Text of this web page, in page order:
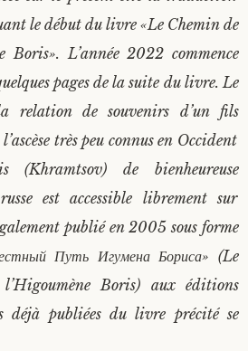
Moscou
(Abachidzé)
le Spiléote
(Vassopoulou)
(Pospelov)
le début du livre «Le Chemin de
Boris». L’année 2022 commence
pages de la suite du livre. Le
relation de souvenirs d’un fils
très peu connus en Occident
(Khramtsov) de bienheureuse
est accessible librement sur
publié en 2005 sous forme
Путь Игумена Бориса» (Le
Boris) aux éditions
déjà publiées du livre précité se